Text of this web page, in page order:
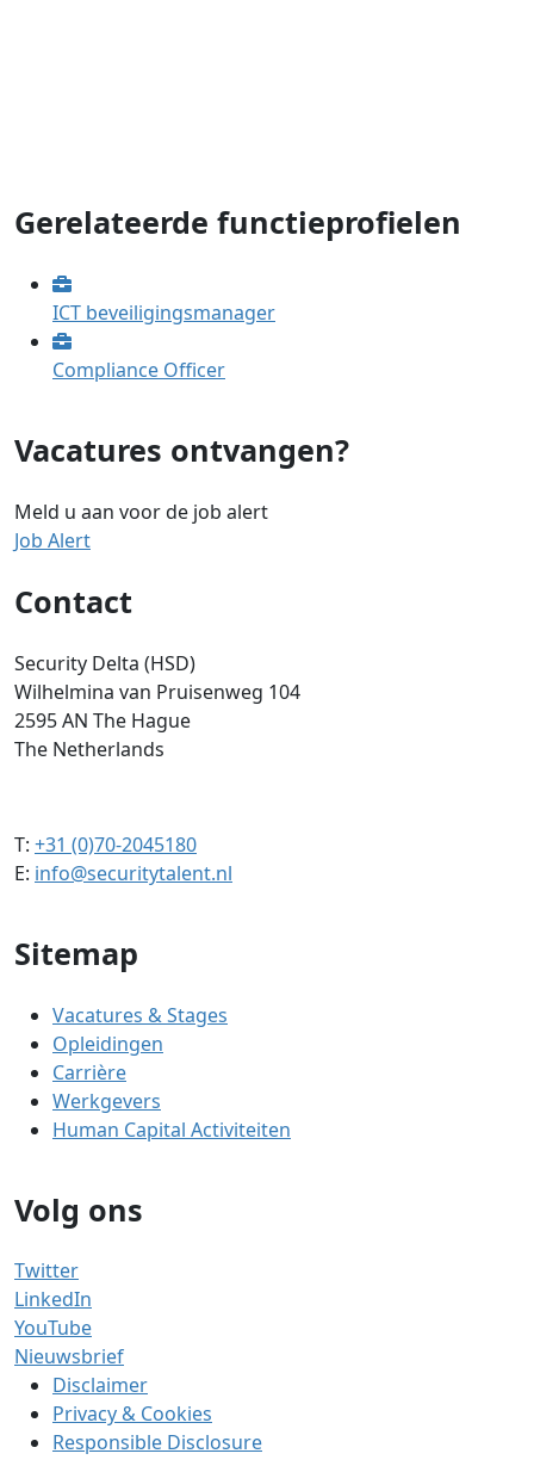
Gerelateerde functieprofielen
ICT beveiligingsmanager
Compliance Officer
Vacatures ontvangen?
Meld u aan voor de job alert
Job Alert
Contact
Security Delta (HSD)
Wilhelmina van Pruisenweg 104
2595 AN The Hague
The Netherlands
T: +31 (0)70-2045180
E: info@securitytalent.nl
Sitemap
Vacatures & Stages
Opleidingen
Carrière
Werkgevers
Human Capital Activiteiten
Volg ons
Twitter
LinkedIn
YouTube
Nieuwsbrief
Disclaimer
Privacy & Cookies
Responsible Disclosure